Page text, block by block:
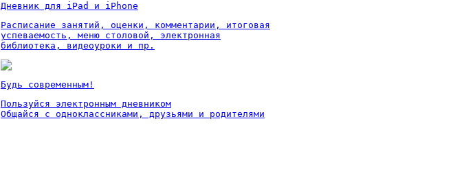
Дневник для iPad и iPhone
Расписание занятий, оценки, комментарии, итоговая
успеваемость, меню столовой, электронная
библиотека, видеоуроки и пр.
Будь современным!
Пользуйся электронным дневником
Общайся с одноклассниками, друзьями и родителями